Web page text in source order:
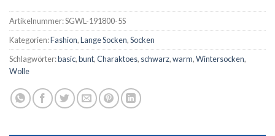
Artikelnummer:SGWL-191800-5S
Kategorien:Fashion,Lange Socken,Socken
Schlagwörter:basic,bunt,Charaktoes, schwarz,warm,Wintersocken,
Wolle